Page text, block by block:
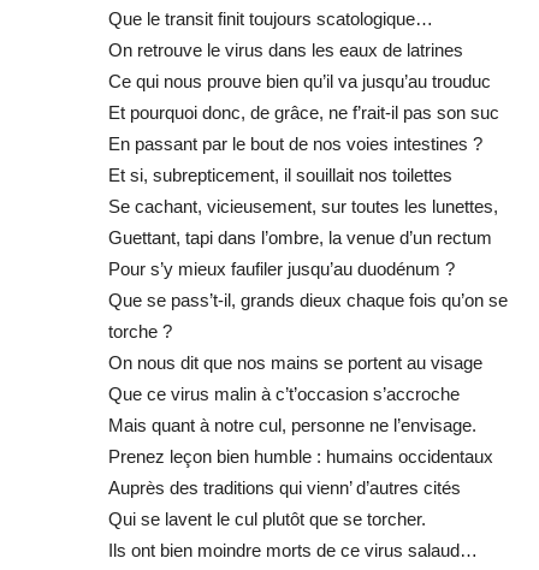
Que le transit finit toujours scatologique…
On retrouve le virus dans les eaux de latrines
Ce qui nous prouve bien qu’il va jusqu’au trouduc
Et pourquoi donc, de grâce, ne f’rait-il pas son suc
En passant par le bout de nos voies intestines ?
Et si, subrepticement, il souillait nos toilettes
Se cachant, vicieusement, sur toutes les lunettes,
Guettant, tapi dans l’ombre, la venue d’un rectum
Pour s’y mieux faufiler jusqu’au duodénum ?
Que se pass’t-il, grands dieux chaque fois qu’on se
torche ?
On nous dit que nos mains se portent au visage
Que ce virus malin à c’t’occasion s’accroche
Mais quant à notre cul, personne ne l’envisage.
Prenez leçon bien humble : humains occidentaux
Auprès des traditions qui vienn’ d’autres cités
Qui se lavent le cul plutôt que se torcher.
Ils ont bien moindre morts de ce virus salaud…